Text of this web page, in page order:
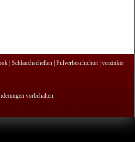
| Schlauchschellen| Pulverbeschichtet| verzinkte
vorbehalten.